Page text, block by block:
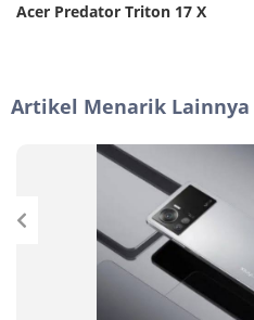
Acer Predator Triton 17 X
Artikel Menarik Lainnya